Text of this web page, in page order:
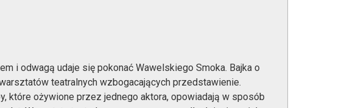
i odwagą udaje się pokonać Wawelskiego Smoka. Bajka o
teatralnych wzbogacających przedstawienie.
które ożywione przez jednego aktora, opowiadają w sposób